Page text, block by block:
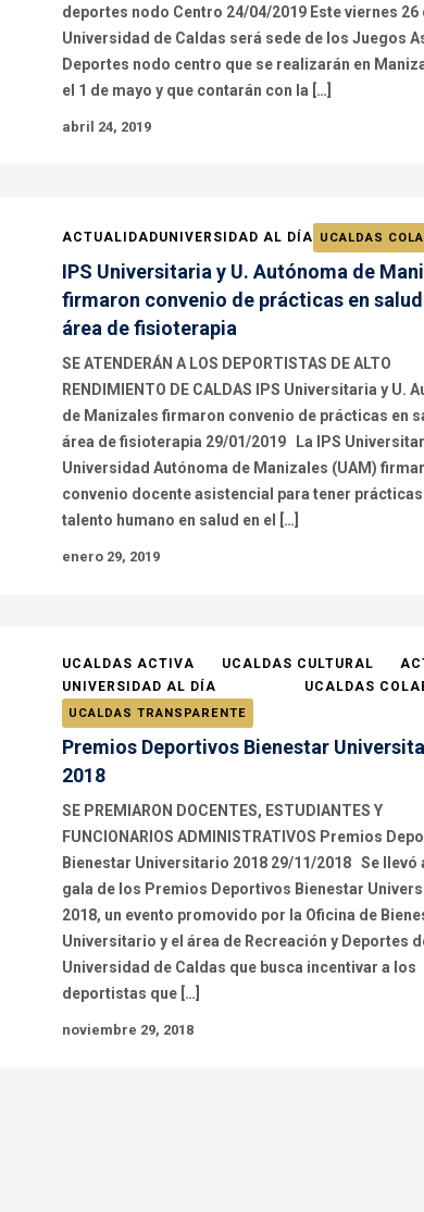
deportes nodo Centro 24/04/2019 Este viernes 26
Universidad de Caldas será sede de los Juegos
Deportes nodo centro que se realizarán en
el 1 de mayo y que contarán con la […]
abril 24, 2019
ACTUALIDADUNIVERSIDAD AL DÍA UCALDAS
IPS Universitaria y U. Autónoma de
firmaron convenio de prácticas en salud
área de fisioterapia
SE ATENDERÁN A LOS DEPORTISTAS DE ALTO
RENDIMIENTO DE CALDAS IPS Universitaria y U.
de Manizales firmaron convenio de prácticas en
área de fisioterapia 29/01/2019 La IPS
Universidad Autónoma de Manizales (UAM)
convenio docente asistencial para tener
talento humano en salud en el […]
enero 29, 2019
UCALDAS ACTIVA UCALDAS CULTURAL
UNIVERSIDAD AL DÍA
UCALDAS
UCALDAS TRANSPARENTE
Premios Deportivos Bienestar
2018
SE PREMIARON DOCENTES, ESTUDIANTES Y
FUNCIONARIOS ADMINISTRATIVOS Premios
Bienestar Universitario 2018 29/11/2018 Se llevó
gala de los Premios Deportivos Bienestar
2018, un evento promovido por la Oficina de
Universitario y el área de Recreación y Deportes
Universidad de Caldas que busca incentivar a los
deportistas que […]
noviembre 29, 2018